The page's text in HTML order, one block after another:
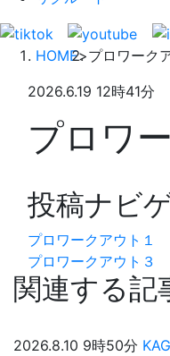
HOME>プロワーク
2026.6.19 12時41分
プロワ
投稿ナビ
プロワークアウト１
プロワークアウト３
関連する記
2026.8.10 9時50分